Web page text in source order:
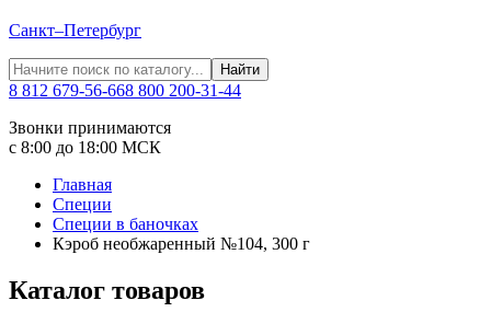
Санкт–Петербург
Найти
8 812 679-56-668 800 200-31-44
Звонки принимаются
с 8:00 до 18:00 МСК
Главная
Специи
Специи в баночках
Кэроб необжаренный №104, 300 г
Каталог товаров